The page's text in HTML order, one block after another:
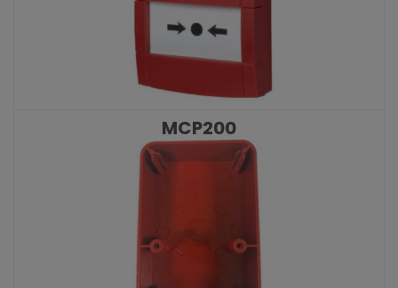
MCP200
KATALOŠKI BROJ: 10475